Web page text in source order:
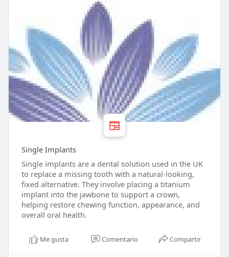
Single Implants
Single implants are a dental solution used in the UK
to replace a missing tooth with a natural-looking,
fixed alternative. They involve placing a titanium
implant into the jawbone to support a crown,
helping restore chewing function, appearance, and
overall oral health.
Me gusta Comentario Compartir